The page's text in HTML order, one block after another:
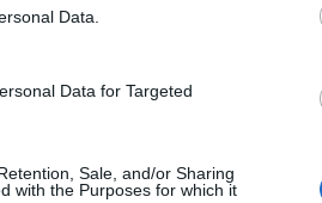
Data.
Data for Targeted
Sale, and/or Sharing
with the Purposes for which it
5
2